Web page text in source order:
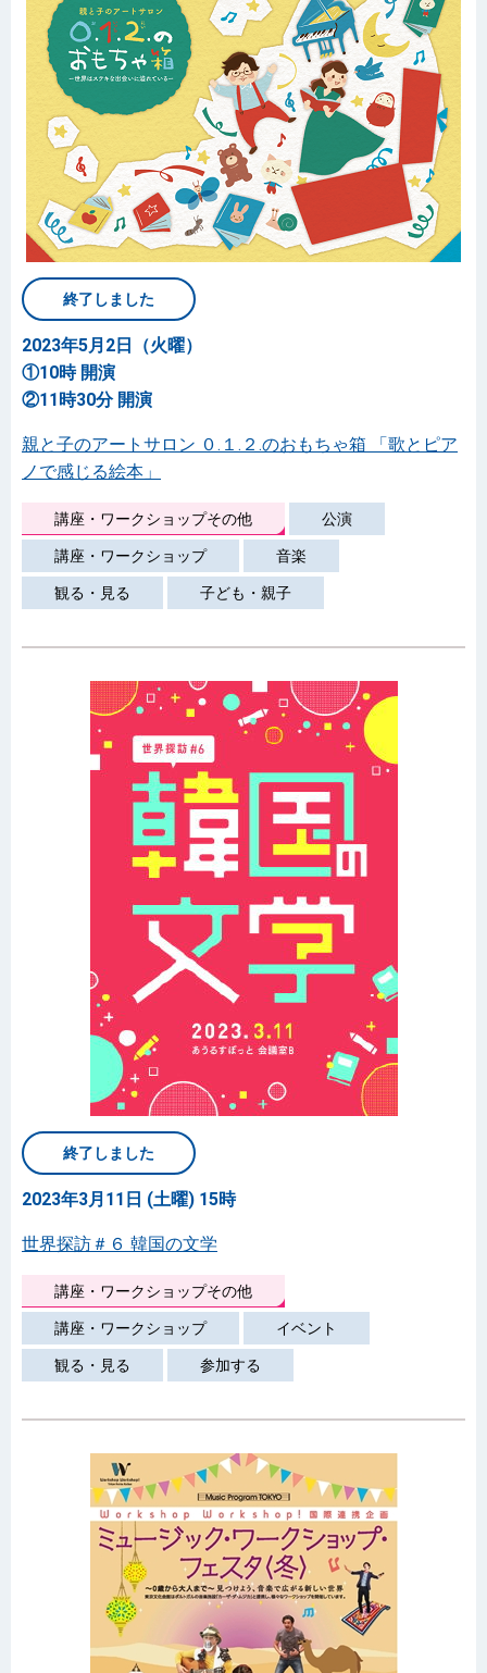
終了しました
2023年5月2日（火曜）
①10時 開演
②11時30分 開演
親と子のアートサロン ０.１.２.のおもちゃ箱 「歌とピア
ノで感じる絵本」
講座・ワークショップその他 公演
講座・ワークショップ 音楽
観る・見る 子ども・親子
終了しました
2023年3月11日 (土曜) 15時
世界探訪＃６ 韓国の文学
講座・ワークショップその他
講座・ワークショップ イベント
観る・見る 参加する